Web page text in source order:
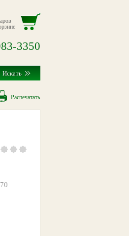
3350
Распечатать